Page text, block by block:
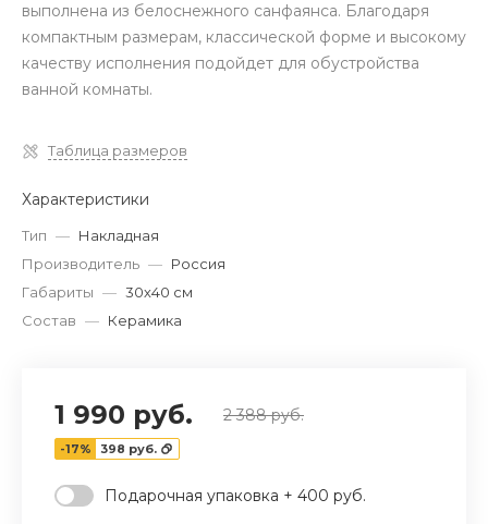
выполнена из белоснежного санфаянса. Благодаря
компактным размерам, классической форме и высокому
качеству исполнения подойдет для обустройства
ванной комнаты.
Таблица размеров
Характеристики
Тип — Накладная
Производитель — Россия
Габариты — 30х40 см
Состав — Керамика
1 990 руб. 2 388 руб.
-17% 398 руб.
Подарочная упаковка + 400 руб.